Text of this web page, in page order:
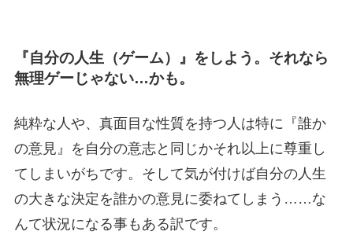
『自分の人生（ゲーム）』をしよう。それなら
無理ゲーじゃない…かも。
純粋な人や、真面目な性質を持つ人は特に『誰か
の意見』を自分の意志と同じかそれ以上に尊重し
てしまいがちです。そして気が付けば自分の人生
の大きな決定を誰かの意見に委ねてしまう……な
んて状況になる事もある訳です。